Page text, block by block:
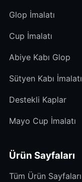
Glop İmalatı
Cup İmalatı
Abiye Kabı Glop
Sütyen Kabı İmalatı
Destekli Kaplar
Mayo Cup İmalatı
Ürün Sayfaları
Tüm Ürün Sayfaları